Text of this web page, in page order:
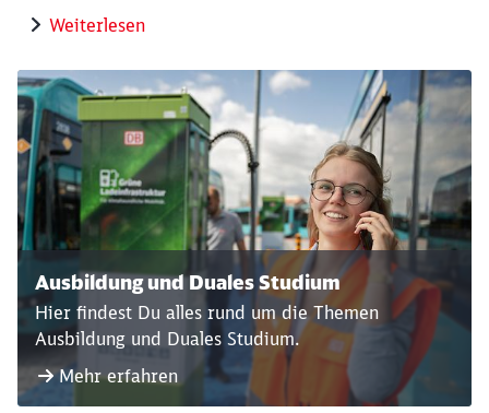
Weiterlesen
Ausbildung und Duales Studium
Hier findest Du alles rund um die Themen
Ausbildung und Duales Studium.
Mehr erfahren